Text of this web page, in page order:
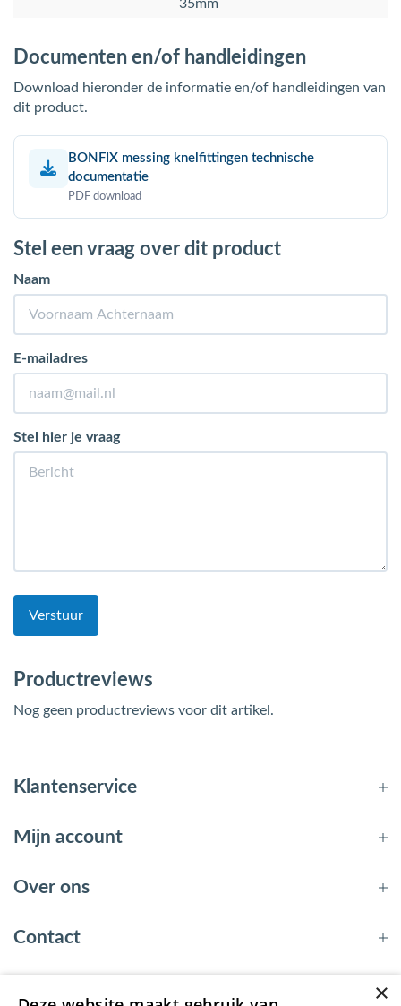
35mm
Documenten en/of handleidingen
Download hieronder de informatie en/of handleidingen van
dit product.
BONFIX messing knelfittingen technische
documentatie
PDF download
Stel een vraag over dit product
Naam
E-mailadres
Stel hier je vraag
Verstuur
Productreviews
Nog geen productreviews voor dit artikel.
Klantenservice
Mijn account
Over ons
Contact
×